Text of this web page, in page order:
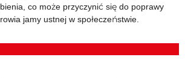
co może przyczynić się do poprawy
jamy ustnej w społeczeństwie.